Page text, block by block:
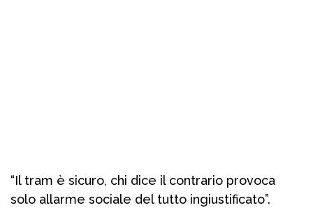
“Il tram è sicuro, chi dice il contrario provoca
solo allarme sociale del tutto ingiustificato”.